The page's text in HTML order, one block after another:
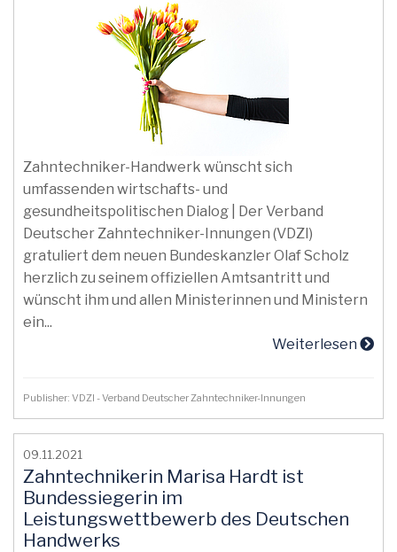
Zahntechniker-Handwerk wünscht sich
umfassenden wirtschafts- und
gesundheitspolitischen Dialog | Der Verband
Deutscher Zahntechniker-Innungen (VDZI)
gratuliert dem neuen Bundeskanzler Olaf Scholz
herzlich zu seinem offiziellen Amtsantritt und
wünscht ihm und allen Ministerinnen und Ministern
ein...
Weiterlesen
Publisher: VDZI - Verband Deutscher Zahntechniker-Innungen
09.11.2021
Zahntechnikerin Marisa Hardt ist
Bundessiegerin im
Leistungswettbewerb des Deutschen
Handwerks